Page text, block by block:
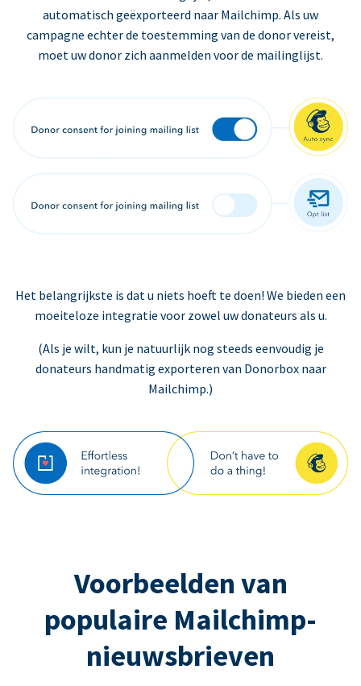
automatisch geëxporteerd naar Mailchimp. Als uw
campagne echter de toestemming van de donor vereist,
moet uw donor zich aanmelden voor de mailinglijst.
Het belangrijkste is dat u niets hoeft te doen! We bieden een
moeiteloze integratie voor zowel uw donateurs als u.
(Als je wilt, kun je natuurlijk nog steeds eenvoudig je
donateurs handmatig exporteren van Donorbox naar
Mailchimp.)
Voorbeelden van
populaire Mailchimp-
nieuwsbrieven